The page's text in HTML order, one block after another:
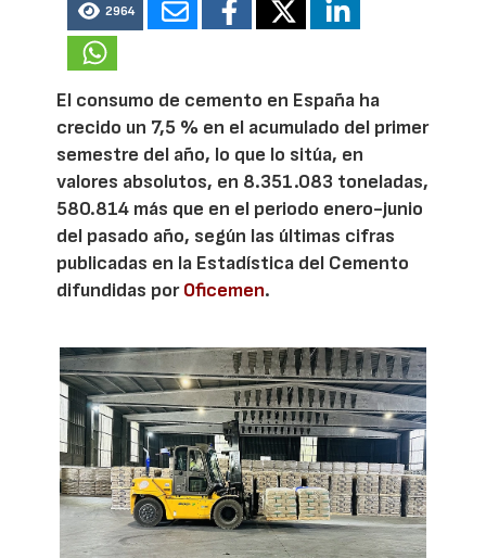
2964
El consumo de cemento en España ha
crecido un 7,5 % en el acumulado del primer
semestre del año, lo que lo sitúa, en
valores absolutos, en 8.351.083 toneladas,
580.814 más que en el periodo enero-junio
del pasado año, según las últimas cifras
publicadas en la Estadística del Cemento
difundidas porOficemen.